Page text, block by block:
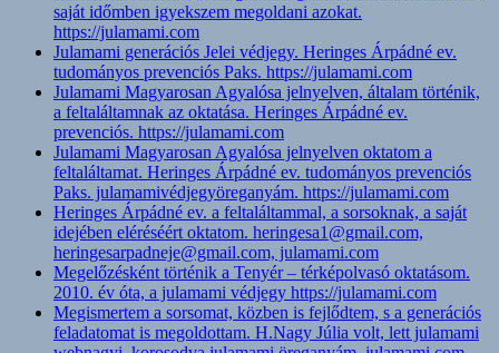
saját időmben igyekszem megoldani azokat.
https://julamami.com
Julamami generációs Jelei védjegy. Heringes Árpádné ev.
tudományos prevenciós Paks. https://julamami.com
Julamami Magyarosan Agyalósa jelnyelven, általam történik,
a feltaláltamnak az oktatása. Heringes Árpádné ev.
prevenciós. https://julamami.com
Julamami Magyarosan Agyalósa jelnyelven oktatom a
feltaláltamat. Heringes Árpádné ev. tudományos prevenciós
Paks. julamamivédjegyöreganyám. https://julamami.com
Heringes Árpádné ev. a feltaláltammal, a sorsoknak, a saját
idejében eléréséért oktatom. heringesa1@gmail.com,
heringesarpadneje@gmail.com, julamami.com
Megelőzésként történik a Tenyér – térképolvasó oktatásom.
2010. év óta, a julamami védjegy https://julamami.com
Megismertem a sorsomat, közben is fejlődtem, s a generációs
feladatomat is megoldottam. H.Nagy Júlia volt, lett julamami